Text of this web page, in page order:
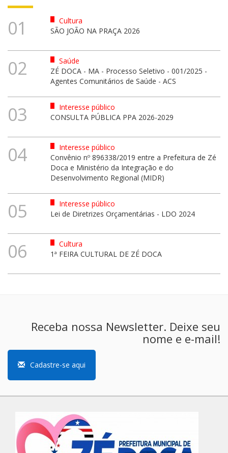
01
Cultura
SÃO JOÃO NA PRAÇA 2026
02
Saúde
ZÉ DOCA - MA - Processo Seletivo - 001/2025 -
Agentes Comunitários de Saúde - ACS
03
Interesse público
CONSULTA PÚBLICA PPA 2026-2029
04
Interesse público
Convênio nº 896338/2019 entre a Prefeitura de Zé
Doca e Ministério da Integração e do
Desenvolvimento Regional (MIDR)
05
Interesse público
Lei de Diretrizes Orçamentárias - LDO 2024
06
Cultura
1ª FEIRA CULTURAL DE ZÉ DOCA
Receba nossa Newsletter. Deixe seu
nome e e-mail!
Cadastre-se aqui